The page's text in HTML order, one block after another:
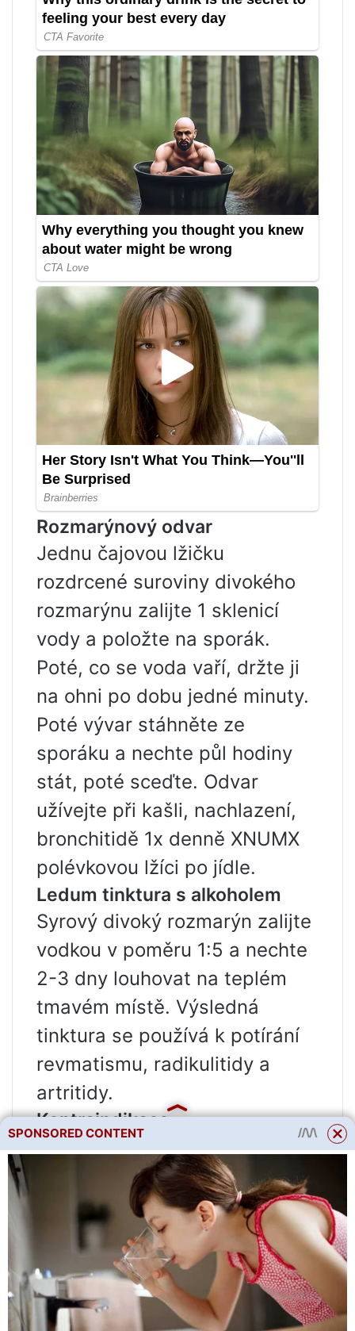
Rozmarýnový odvar
Jednu čajovou lžičku
rozdrcené suroviny divokého
rozmarýnu zalijte 1 sklenicí
vody a položte na sporák.
Poté, co se voda vaří, držte ji
na ohni po dobu jedné minuty.
Poté vývar stáhněte ze
sporáku a nechte půl hodiny
stát, poté sceďte. Odvar
užívejte při kašli, nachlazení,
bronchitidě 1x denně XNUMX
polévkovou lžíci po jídle.
Ledum tinktura s alkoholem
Syrový divoký rozmarýn zalijte
vodkou v poměru 1:5 a nechte
2-3 dny louhovat na teplém
tmavém místě. Výsledná
tinktura se používá k potírání
revmatismu, radikulitidy a
artritidy.
Kontraindikace
Vzhledem k tomu, že divoký
rozmarýn je jedovatá rostlina,
musíte při jeho používání
přísně dodržovat dávky
uvedené v receptech. V
případě předávkování je
možný neklid a v těžkých
SPONSORED CONTENT